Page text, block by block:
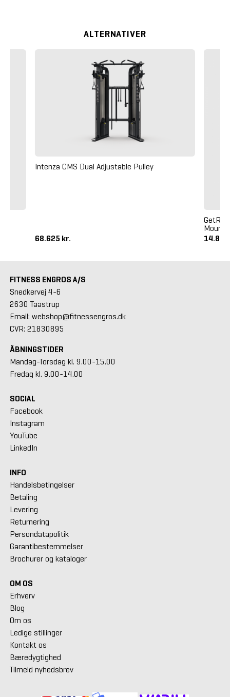
ALTERNATIVER
Intenza CMS Dual Adjustable Pulley
68.625 kr.
FITNESS ENGROS A/S
Snedkervej 4-6
2630 Taastrup
Email: webshop@fitnessengros.dk
CVR: 21830895
ÅBNINGSTIDER
Mandag-Torsdag kl. 9.00-15.00
Fredag kl. 9.00-14.00
SOCIAL
Facebook
Instagram
YouTube
LinkedIn
INFO
Handelsbetingelser
Betaling
Levering
Returnering
Persondatapolitik
Garantibestemmelser
Brochurer og kataloger
OM OS
Erhverv
Blog
Om os
Ledige stillinger
Kontakt os
Bæredygtighed
Tilmeld nyhedsbrev